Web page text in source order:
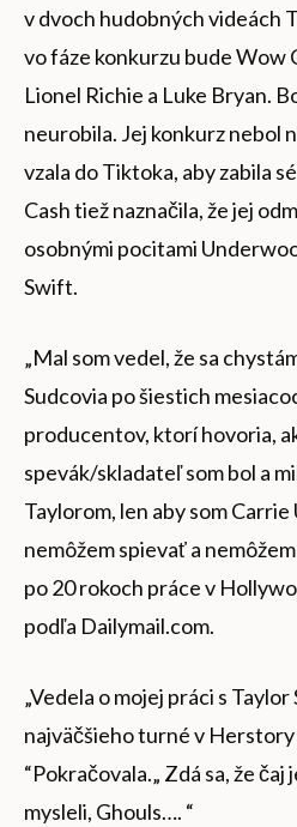
v dvoch hudobných videách
vo fáze konkurzu bude Wow
Lionel Richie a Luke Bryan.
neurobila. Jej konkurz nebol
vzala do Tiktoka, aby zabila
Cash tiež naznačila, že jej
osobnými pocitami
Swift.
„Mal som vedel, že sa
Sudcovia po šiestich
producentov, ktorí hovoria,
spevák/skladateľ som bol a
Taylorom, len aby som
nemôžem spievať a
po 20 rokoch práce v
podľa Dailymail.com.
„Vedela o mojej práci s
najväčšieho turné v Herstory
“Pokračovala.„ Zdá sa, že čaj
mysleli, Ghouls…. “